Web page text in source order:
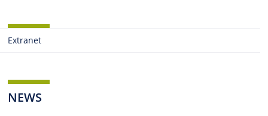
Extranet
NEWS